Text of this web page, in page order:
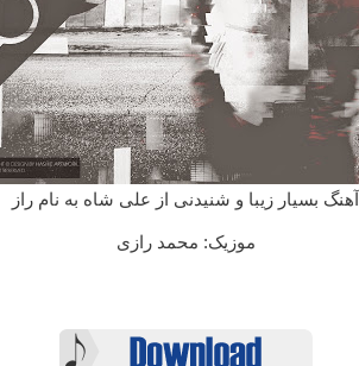
آهنگ بسیار زیبا و شنیدنی از علی شاه به نام راز
موزیک: محمد رازی